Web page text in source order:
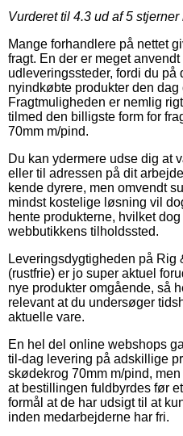
Vurderet til 4.3 ud af 5 stjerner
Mange forhandlere på nettet
fragt. En der er meget
udleveringssteder, fordi du på
nyindkøbte produkter den dag
Fragtmuligheden er nemlig
tilmed den billigste form for
70mm m/pind.
Du kan ydermere udse dig at
eller til adressen på dit
kende dyrere, men omvendt
mindst kostelige løsning vil
hente produkterne, hvilket
webbutikkens tilholdssted.
Leveringsdygtigheden på
(rustfrie) er jo super aktuel
nye produkter omgående, så
relevant at du undersøger
aktuelle vare.
En hel del online webshops
til-dag levering på adskillige
skødekrog 70mm m/pind,
at bestillingen fuldbyrdes før
formål at de har udsigt til at
inden medarbejderne har fri.